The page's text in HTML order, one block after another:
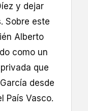
y dejar
Sobre este
Alberto
como un
que
desde
País Vasco.